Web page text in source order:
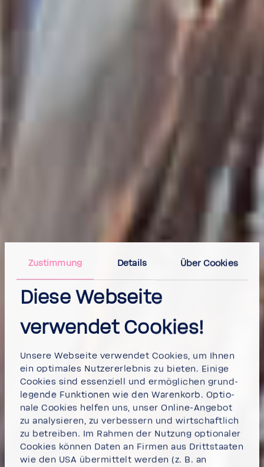
Zustim­mung Details Über Cookies
Diese Webseite
verwendet Cookies!
Unsere Webseite verwendet Cookies, um Ihnen
ein opti­males Nutzer­er­lebnis zu bieten. Einige
Cookies sind essen­ziell und ermög­li­chen grund­
le­gende Funk­tionen wie den Waren­korb. Optio­
nale Cookies helfen uns, unser Online-​Angebot
zu analy­sieren, zu verbes­sern und wirt­schaft­lich
zu betreiben. Im Rahmen der Nutzung optio­naler
Cookies können Daten an Firmen aus Dritt­staaten
wie den USA über­mit­telt werden (z. B. an